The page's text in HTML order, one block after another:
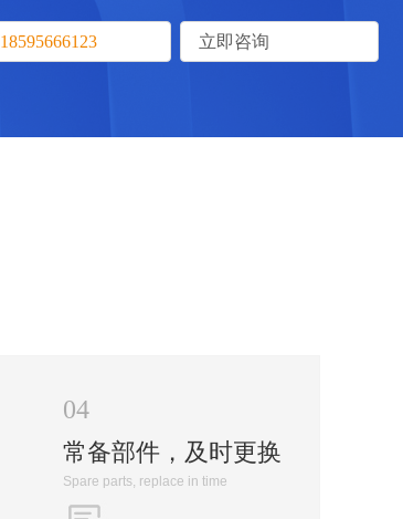
18595666123 立即咨询
04
常备部件，及时更换
Spare parts, replace in time